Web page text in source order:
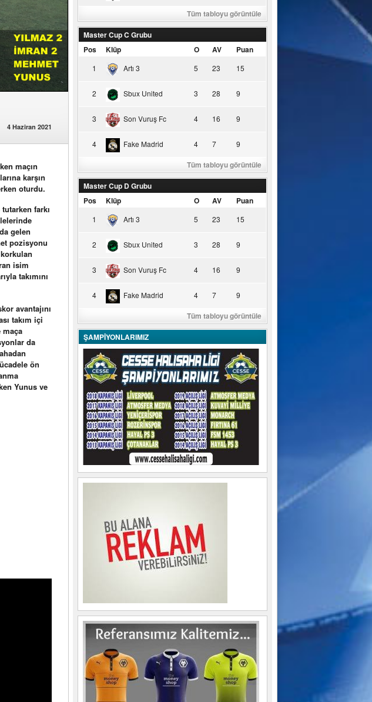
4 Haziran 2021
maçın
karşın
oturdu.
farkı
gelen
pozisyonu
isim
takımını
avantajını
takım içi
maça
da
ön
Yunus ve
Tüm tabloyu görüntüle
Master Cup C Grubu
Pos
Klüp O AV Puan
1 Artı 3 5 23 15
2 Sbux United 3 28 9
3 Son Vuruş Fc 4 16 9
4 Fake Madrid 4 7 9
Tüm tabloyu görüntüle
Master Cup D Grubu
Pos
Klüp O AV Puan
1 Artı 3 5 23 15
2 Sbux United 3 28 9
3 Son Vuruş Fc 4 16 9
4 Fake Madrid 4 7 9
Tüm tabloyu görüntüle
ŞAMPİYONLARIMIZ